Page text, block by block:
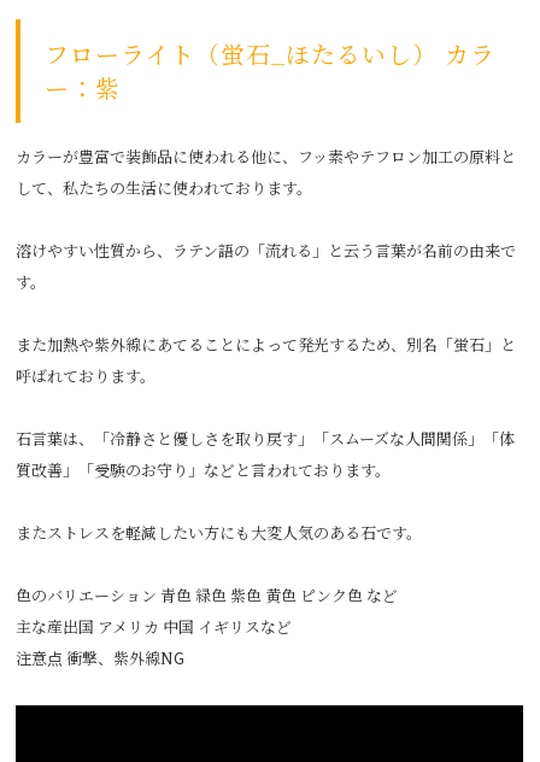
フローライト（蛍石_ほたるいし） カラ
ー：紫
カラーが豊富で装飾品に使われる他に、フッ素やテフロン加工の原料と
して、私たちの生活に使われております。
溶けやすい性質から、ラテン語の「流れる」と云う言葉が名前の由来で
す。
また加熱や紫外線にあてることによって発光するため、別名「蛍石」と
呼ばれております。
石言葉は、「冷静さと優しさを取り戻す」「スムーズな人間関係」「体
質改善」「受験のお守り」などと言われております。
またストレスを軽減したい方にも大変人気のある石です。
色のバリエーション 青色 緑色 紫色 黄色 ピンク色 など
主な産出国 アメリカ 中国 イギリスなど
注意点 衝撃、紫外線NG